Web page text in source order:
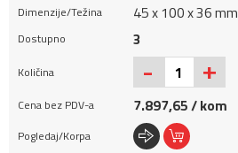
45 x 100 x 36 mm
3
- +
7.897,65 / kom